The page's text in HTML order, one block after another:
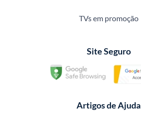
TVs em promoção
Site Seguro
Artigos de Ajuda